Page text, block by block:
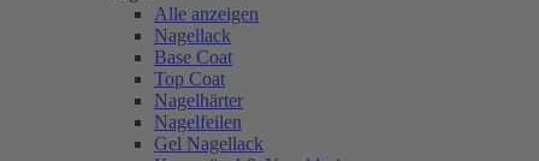
Alle anzeigen
Nagellack
Base Coat
Top Coat
Nagelhärter
Nagelfeilen
Gel Nagellack